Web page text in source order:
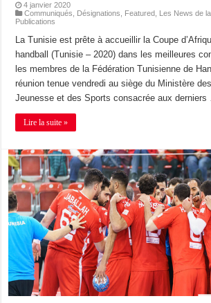
4 janvier 2020
Communiqués
Désignations Featured Les News de
Publications
La Tunisie est prête à accueillir la Coupe
handball (Tunisie – 2020) dans les meilleures
les membres de la Fédération Tunisienne de
réunion tenue vendredi au siège du Ministère
Jeunesse et des Sports consacrée aux
Lire la suite »